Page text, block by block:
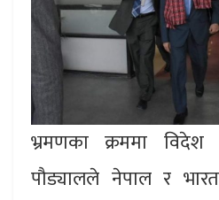
भ्रमणका क्रममा विदेश
पौड्यालले नेपाल र